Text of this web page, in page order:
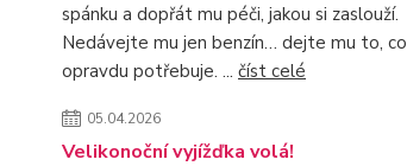
spánku a dopřát mu péči, jakou si zaslouží.
Nedávejte mu jen benzín… dejte mu to, co
opravdu potřebuje. ... číst celé
05.04.2026
Velikonoční vyjížďka volá!